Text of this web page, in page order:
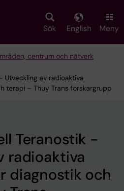
Sök English Meny
centrum och nätverk
Utveckling av radioaktiva
terapi – Thuy Trans forskargrupp
Teranostik -
radioaktiva
diagnostik och